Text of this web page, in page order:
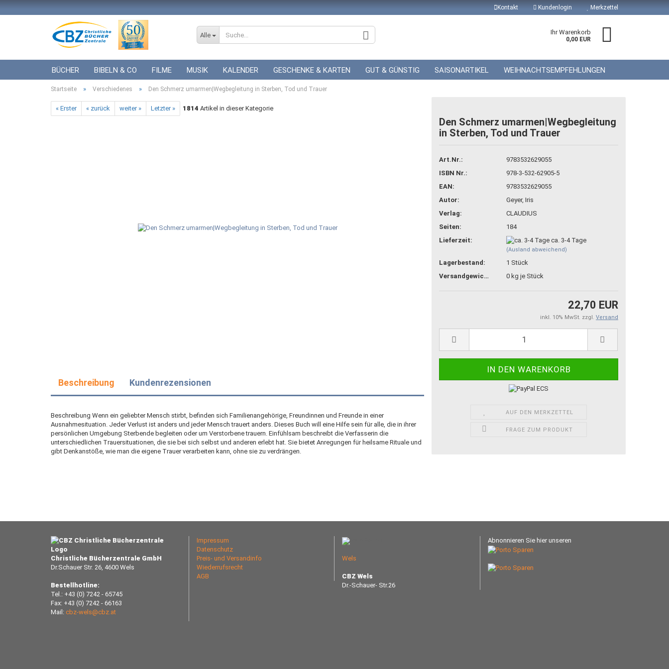
Kontakt Kundenlogin
Passwort vergessen?
Merkzettel
Alle Ihr Warenkorb
0,00 EUR
BÜCHER BIBELN & CO FILME MUSIK KALENDER GESCHENKE & KARTEN GUT & GÜNSTIG SAISONARTIKEL WEIHNACHTSEMPFEHLUNGEN
ICF BÜCHER VERSCHIEDENES GESCHENKE ZUR HOCHZEIT GUTSCHEINE
Startseite » Verschiedenes » Den Schmerz umarmen|Wegbegleitung in Sterben, Tod und Trauer
« Erster « zurück weiter » Letzter » 1814 Artikel in dieser Kategorie
Den Schmerz umarmen|Wegbegleitung
in Sterben, Tod und Trauer
Art.Nr.:
9783532629055
ISBN Nr.:
978-3-532-62905-5
EAN:
9783532629055
Autor:
Geyer, Iris
Verlag:
CLAUDIUS
Seiten:
184
Lieferzeit:
ca. 3-4 Tage
(Ausland abweichend)
Lagerbestand: 1 Stück
Versandgewicht:
0 kg je Stück
22,70 EUR
inkl. 10% MwSt. zzgl. Versand
AUF DEN MERKZETTEL
FRAGE ZUM PRODUKT
Beschreibung Kundenrezensionen
Beschreibung Wenn ein geliebter Mensch stirbt, befinden sich Familienangehörige, Freundinnen und Freunde in einer
Ausnahmesituation. Jeder Verlust ist anders und jeder Mensch trauert anders. Dieses Buch will eine Hilfe sein für alle, die in ihrer
persönlichen Umgebung Sterbende begleiten oder um Verstorbene trauern. Einfühlsam beschreibt die Verfasserin die
unterschiedlichen Trauersituationen, die sie bei sich selbst und anderen erlebt hat. Sie bietet Anregungen für heilsame Rituale und
gibt Denkanstöße, wie man die eigene Trauer verarbeiten kann, ohne sie zu verdrängen.
Christliche Bücherzentrale GmbH
Dr.Schauer Str. 26, 4600 Wels
Bestellhotline:
Tel.: +43 (0) 7242 - 65745
Fax: +43 (0) 7242 - 66163
Mail: cbz-wels@cbz.at
Impressum
Datenschutz
Preis- und Versandinfo
Wiederrufsrecht
AGB
Wels
CBZ Wels
Dr.-Schauer- Str.26
Abnonnieren Sie hier unseren